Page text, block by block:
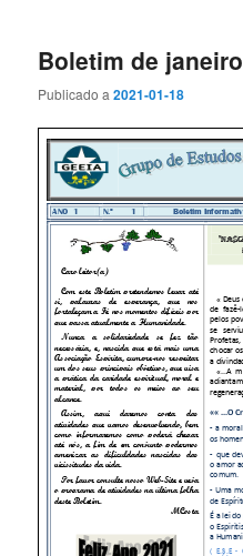
Boletim de janeiro
Publicado a2021-01-18